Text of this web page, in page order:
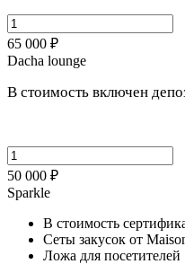
65 000 ₽
Dacha lounge
В стоимость включен
50 000 ₽
Sparkle
В стоимость
Сеты закусок от
Ложа для посетителей